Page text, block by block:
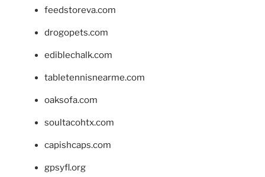
feedstoreva.com
drogopets.com
ediblechalk.com
tabletennisnearme.com
oaksofa.com
soultacohtx.com
capishcaps.com
gpsyfl.org